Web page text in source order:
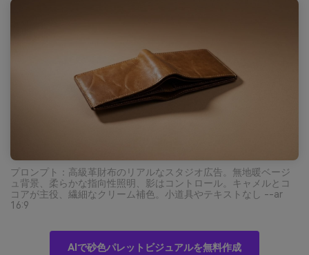
プロンプト：高級革財布のリアルなスタジオ広告。無地暖ベージ
ュ背景、柔らかな指向性照明、影はコントロール。キャメルとコ
コアが主役、繊細なクリーム補色。小道具やテキストなし --ar
16:9
AIで砂色パレットビジュアルを無料作成